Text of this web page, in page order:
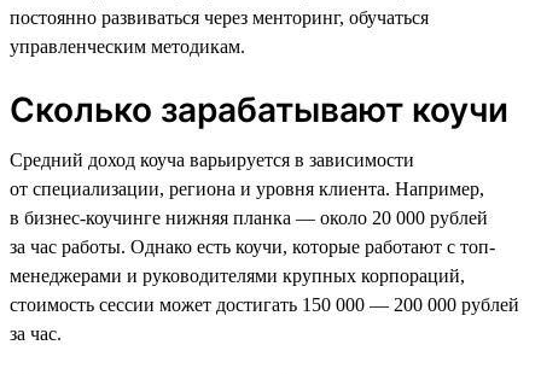
постоянно развиваться через менторинг, обучаться
управленческим методикам.
Сколько зарабатывают коучи
Средний доход коуча варьируется в зависимости
от специализации, региона и уровня клиента. Например,
в бизнес-коучинге нижняя планка — около 20 000 рублей
за час работы. Однако есть коучи, которые работают с топ-
менеджерами и руководителями крупных корпораций,
стоимость сессии может достигать 150 000 — 200 000 рублей
за час.